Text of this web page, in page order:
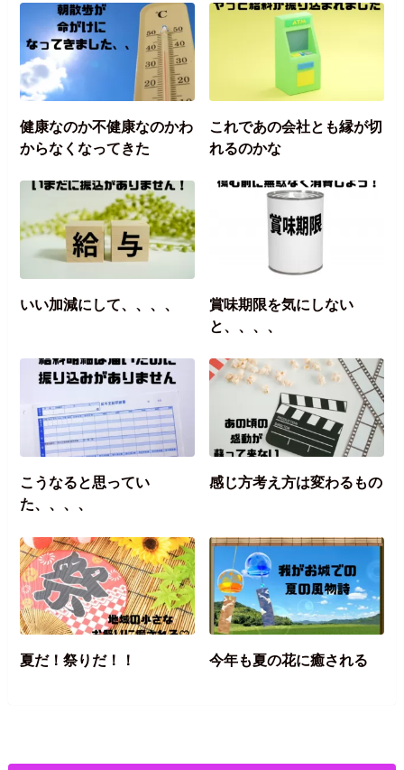
健康なのか不健康なのかわ
からなくなってきた
これであの会社とも縁が切
れるのかな
いい加減にして、、、、
賞味期限を気にしない
と、、、、
こうなると思ってい
た、、、、
感じ方考え方は変わるもの
夏だ！祭りだ！！ 今年も夏の花に癒される